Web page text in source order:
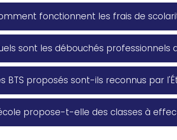
fonctionnent les frais de
sont les débouchés professionnels
BTS proposés sont-ils reconnus par
propose-t-elle des classes à